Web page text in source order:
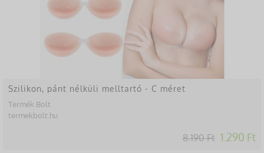
Szilikon, pánt nélküli melltartó - C méret
Termék Bolt
termekbolt.hu
8.190 Ft 1.290 Ft